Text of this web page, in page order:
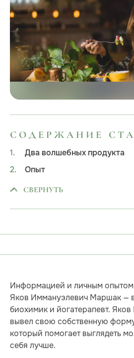
СОДЕРЖАНИЕ
Два волшебных продукта
Опыт
СВЕРНУТЬ
Информацией и личным
Яков Иммануэлевич Маршак —
биохимик и йогатерапевт.
вывел свою собственную
который помогает выглядеть
себя лучше.